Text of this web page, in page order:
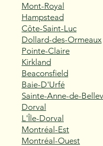
Mont-Royal
Hampstead
Côte-Saint-Luc
Dollard-des-Ormeaux
Pointe-Claire
Kirkland
Beaconsfield
Baie-D'Urfé
Sainte-Anne-de-
Dorval
L'Île-Dorval
Montréal-Est
Montréal-Ouest